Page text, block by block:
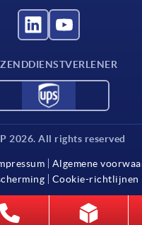
2026. All rights reserved
Algemene
Cookie-richtlijnen